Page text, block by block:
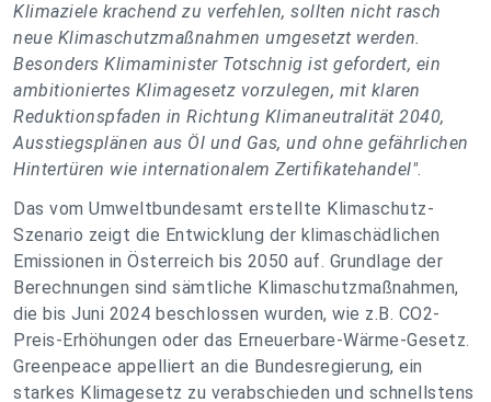
Klimaziele krachend zu verfehlen, sollten nicht rasch
neue Klimaschutzmaßnahmen umgesetzt werden.
Besonders Klimaminister Totschnig ist gefordert, ein
ambitioniertes Klimagesetz vorzulegen, mit klaren
Reduktionspfaden in Richtung Klimaneutralität 2040,
Ausstiegsplänen aus Öl und Gas, und ohne gefährlichen
Hintertüren wie internationalem Zertifikatehandel".
Das vom Umweltbundesamt erstellte Klimaschutz-
Szenario zeigt die Entwicklung der klimaschädlichen
Emissionen in Österreich bis 2050 auf. Grundlage der
Berechnungen sind sämtliche Klimaschutzmaßnahmen,
die bis Juni 2024 beschlossen wurden, wie z.B. CO2-
Preis-Erhöhungen oder das Erneuerbare-Wärme-Gesetz.
Greenpeace appelliert an die Bundesregierung, ein
starkes Klimagesetz zu verabschieden und schnellstens